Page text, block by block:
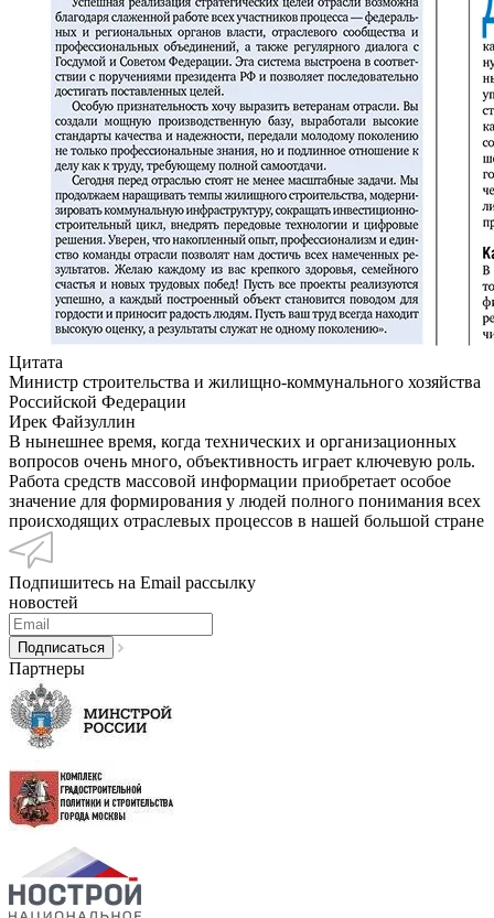
Цитата
Министр строительства и жилищно-коммунального хозяйства
Российской Федерации
Ирек Файзуллин
В нынешнее время, когда технических и организационных
вопросов очень много, объективность играет ключевую роль.
Работа средств массовой информации приобретает особое
значение для формирования у людей полного понимания всех
происходящих отраслевых процессов в нашей большой стране
Подпишитесь на Email рассылку
новостей
Партнеры